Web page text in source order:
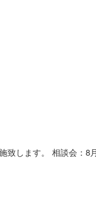
致します。 相談会：8